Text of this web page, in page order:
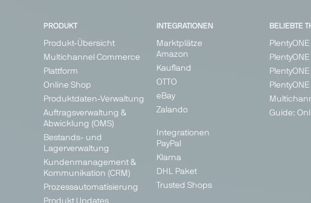
PRODUKT
Produkt-Übersicht
Multichannel Commerce
Plattform
Online Shop
Produktdaten-Verwaltung
Auftragsverwaltung &
Abwicklung (OMS)
Bestands- und
Lagerverwaltung
Kundenmanagement &
Kommunikation (CRM)
Prozessautomatisierung
INTEGRATIONEN
Marktplätze
Amazon
Kaufland
OTTO
eBay
Zalando
Integrationen
PayPal
Klarna
DHL Paket
Trusted Shops
BELIEBTE
PlentyONE
Guide: